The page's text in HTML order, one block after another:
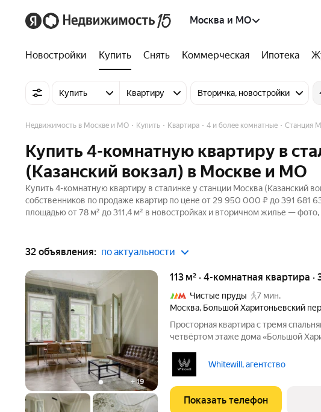
Москва и МО
Новостройки Купить Снять Коммерческая Ипотека
Купить Квартиру Вторичка, новостройки
Недвижимость в Москве и МО Купить Квартира 4 и более комнатные Станция
Купить 4-комнатную квартиру в
(Казанский вокзал) в Москве и МО
Купить 4-комнатную квартиру в сталинке у станции Москва (Казанский
собственников по продаже квартир по цене от 29 950 000 ₽ до 391 681
площадью от 78 м² до 311,4 м² в новостройках и вторичном жилье — фото,
32 объявления: по актуальности
+19
113 м² · 4-комнатная квартира ·
Чистые пруды
7 мин.
Москва, Большой Харитоньевский
Просторная квартира с тремя
четвёртом этаже дома «Большой
оригинальной лепнины,
паркетного пола.
Whitewill, агентство
Показать телефон